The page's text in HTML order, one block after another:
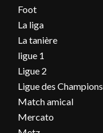
Foot
La liga
La tanière
ligue 1
Ligue 2
Ligue des Champions
Match amical
Mercato